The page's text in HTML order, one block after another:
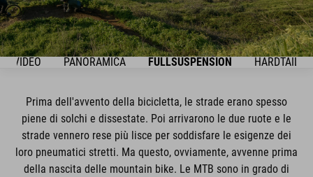
VIDEO PANORAMICA FULLSUSPENSION HARDTAIL
Prima dell'avvento della bicicletta, le strade erano spesso
piene di solchi e dissestate. Poi arrivarono le due ruote e le
strade vennero rese più lisce per soddisfare le esigenze dei
loro pneumatici stretti. Ma questo, ovviamente, avvenne prima
della nascita delle mountain bike. Le MTB sono in grado di